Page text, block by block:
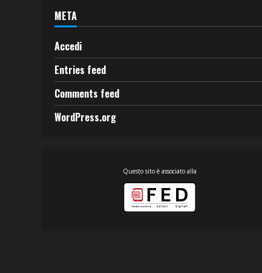
META
Accedi
Entries feed
Comments feed
WordPress.org
Questo sito è associato alla